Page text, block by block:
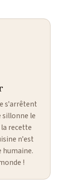
s'arrêtent
sillonne le
recette
n'est
humaine.
!